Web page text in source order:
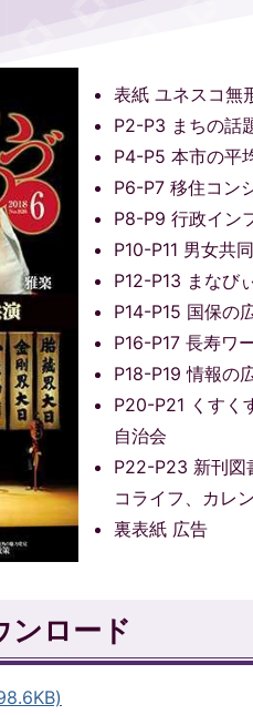
表紙 ユネスコ無
P2-P3 まちの話
P4-P5 本市の平
P6-P7 移住コン
P8-P9 行政イン
P10-P11 男女共
P12-P13 まなび
P14-P15 国保の
P16-P17 長寿ワ
P18-P19 情報の
P20-P21 くすく
自治会
P22-P23 新刊図
コライフ、カレ
裏表紙 広告
ンロード